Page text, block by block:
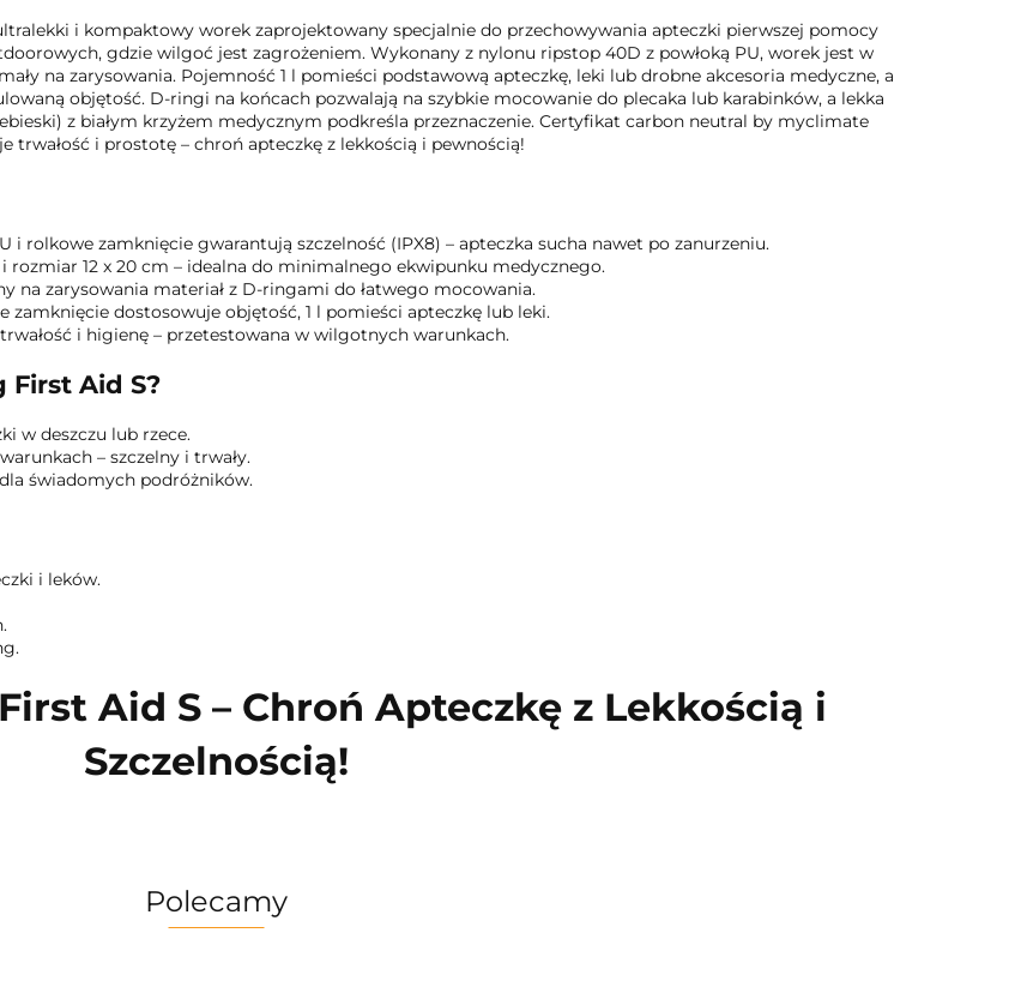
i kompaktowy worek zaprojektowany specjalnie do przechowywania apteczki pierwszej pomocy
gdzie wilgoć jest zagrożeniem. Wykonany z nylonu ripstop 40D z powłoką PU, worek jest w
na zarysowania. Pojemność 1 l pomieści podstawową apteczkę, leki lub drobne akcesoria medyczne, a
objętość. D-ringi na końcach pozwalają na szybkie mocowanie do plecaka lub karabinków, a lekka
z białym krzyżem medycznym podkreśla przeznaczenie. Certyfikat carbon neutral by myclimate
trwałość i prostotę – chroń apteczkę z lekkością i pewnością!
i rolkowe zamknięcie gwarantują szczelność (IPX8) – apteczka sucha nawet po zanurzeniu.
rozmiar 12 x 20 cm – idealna do minimalnego ekwipunku medycznego.
na zarysowania materiał z D-ringami do łatwego mocowania.
zamknięcie dostosowuje objętość, 1 l pomieści apteczkę lub leki.
i higienę – przetestowana w wilgotnych warunkach.
First Aid S?
w deszczu lub rzece.
– szczelny i trwały.
świadomych podróżników.
i leków.
Aid S – Chroń Apteczkę z Lekkością i
Szczelnością!
Polecamy